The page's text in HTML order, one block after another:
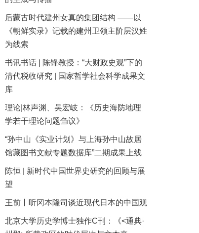
后蒙古时代建州女真的集团结构 ——以
《朝鲜实录》记载的建州卫领主阶层汉姓
为线索
书讯书话 | 陈锋教授：“大财政史观”下的
清代税收研究 | 国家哲学社会科学成果文
库
理论|林声渊、吴宏岐：《历史海防地理
学若干理论问题刍议》
“孙中山《实业计划》与上海孙中山故居
馆藏图书文献专题数据库”二期成果上线
陈恒 | 新时代中国世界史研究的回顾与展
望
王前丨听冈本隆司谈近现代日本的中国观
北京大学历史学博士独作C刊：《<通典·